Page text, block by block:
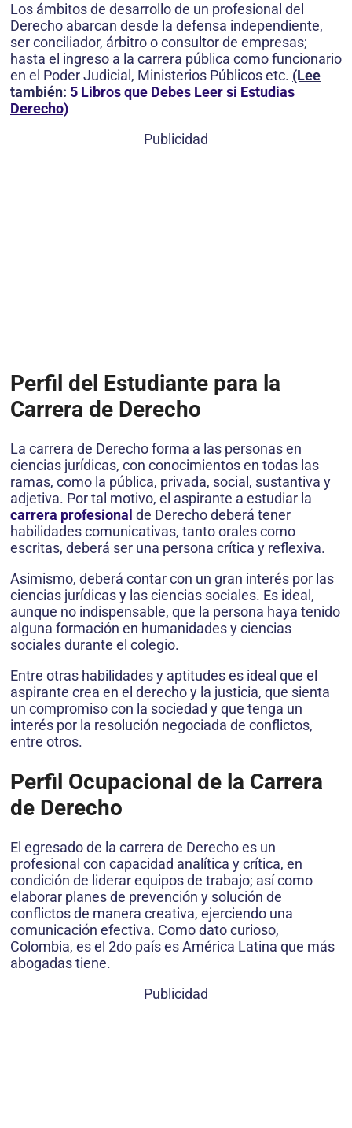
Los ámbitos de desarrollo de un profesional del
Derecho abarcan desde la defensa independiente,
ser conciliador, árbitro o consultor de empresas;
hasta el ingreso a la carrera pública como funcionario
en el Poder Judicial, Ministerios Públicos etc. (Lee
también: 5 Libros que Debes Leer si Estudias
Derecho)
Publicidad
Perfil del Estudiante para la
Carrera de Derecho
La carrera de Derecho forma a las personas en
ciencias jurídicas, con conocimientos en todas las
ramas, como la pública, privada, social, sustantiva y
adjetiva. Por tal motivo, el aspirante a estudiar la
carrera profesional de Derecho deberá tener
habilidades comunicativas, tanto orales como
escritas, deberá ser una persona crítica y reflexiva.
Asimismo, deberá contar con un gran interés por las
ciencias jurídicas y las ciencias sociales. Es ideal,
aunque no indispensable, que la persona haya tenido
alguna formación en humanidades y ciencias
sociales durante el colegio.
Entre otras habilidades y aptitudes es ideal que el
aspirante crea en el derecho y la justicia, que sienta
un compromiso con la sociedad y que tenga un
interés por la resolución negociada de conflictos,
entre otros.
Perfil Ocupacional de la Carrera
de Derecho
El egresado de la carrera de Derecho es un
profesional con capacidad analítica y crítica, en
condición de liderar equipos de trabajo; así como
elaborar planes de prevención y solución de
conflictos de manera creativa, ejerciendo una
comunicación efectiva. Como dato curioso,
Colombia, es el 2do país es América Latina que más
abogadas tiene.
Publicidad